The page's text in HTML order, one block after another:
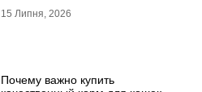
15 Липня, 2026
Почему важно купить